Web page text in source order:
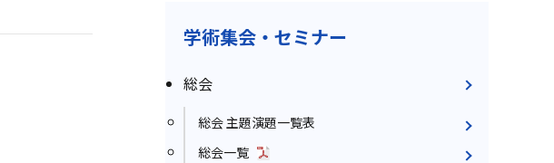
学術集会・セミナー
総会
総会 主題演題一覧表
総会一覧